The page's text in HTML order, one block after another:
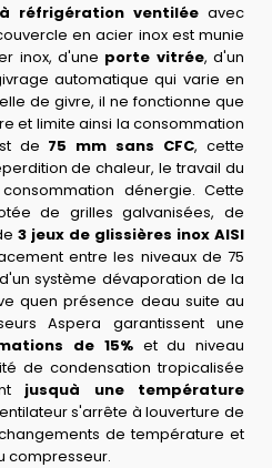
réfrigération ventilée avec
en acier inox est munie
inox, d'une porte vitrée, d'un
automatique qui varie en
de givre, il ne fonctionne que
et limite ainsi la consommation
de 75 mm sans CFC, cette
de chaleur, le travail du
dénergie. Cette
de grilles galvanisées, de
3 jeux de glissières inox AISI
entre les niveaux de 75
système dévaporation de la
quen présence deau suite au
Aspera garantissent une
de 15%et du niveau
de condensation tropicalisée
jusquà une température
s'arrête à louverture de
de température et
compresseur.